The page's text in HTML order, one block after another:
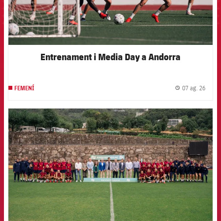
Entrenament i Media Day a Andorra
FEMENÍ 07 ag. 26
FCB Barcelona badge